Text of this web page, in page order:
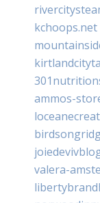
kchoops.net
ammos-
valera-